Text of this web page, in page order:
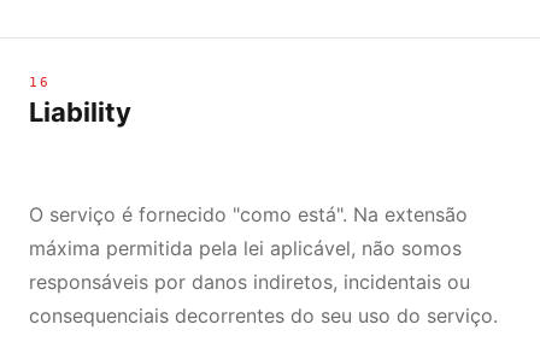
16
Liability
O serviço é fornecido "como está". Na extensão
máxima permitida pela lei aplicável, não somos
responsáveis por danos indiretos, incidentais ou
consequenciais decorrentes do seu uso do serviço.